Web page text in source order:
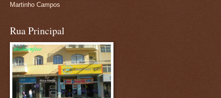
Martinho Campos
Rua Principal